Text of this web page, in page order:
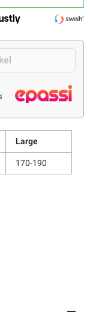
Large
170-190